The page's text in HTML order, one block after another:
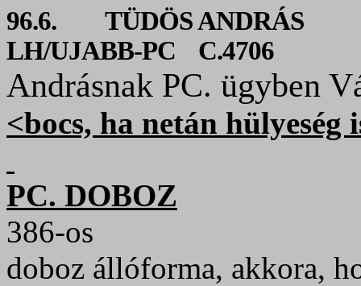
96.6.
TÜDÖS ANDRÁS
LH/UJABB-PC
C.4706
Andrásnak PC. ügyben
<bocs, ha netán hülyeség
PC. DOBOZ
386-os
doboz állóforma, akkora,